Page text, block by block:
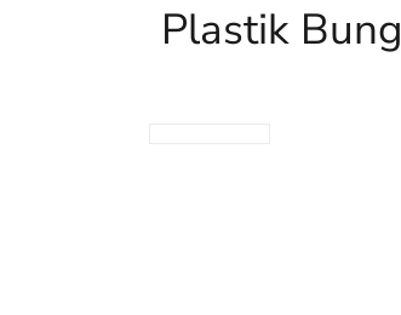
Plastik